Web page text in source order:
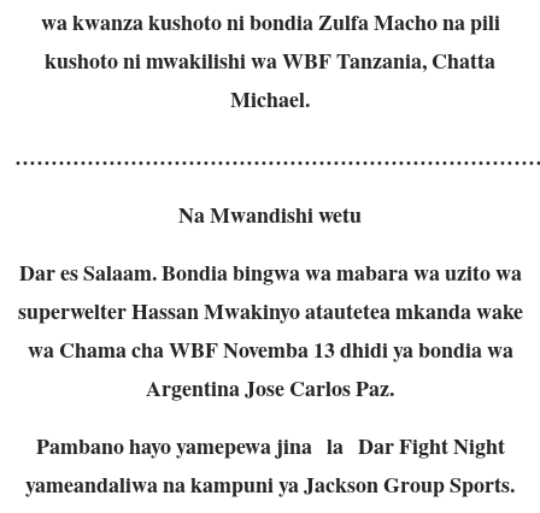
wa kwanza kushoto ni bondia Zulfa Macho na pili
kushoto ni mwakilishi wa WBF Tanzania, Chatta
Michael.
Na Mwandishi wetu
Dar es Salaam. Bondia bingwa wa mabara wa uzito wa
superwelter Hassan Mwakinyo atautetea mkanda wake
wa Chama cha WBF Novemba 13 dhidi ya bondia wa
Argentina Jose Carlos Paz.
Pambano hayo yamepewa jina la Dar Fight Night
yameandaliwa na kampuni ya Jackson Group Sports.